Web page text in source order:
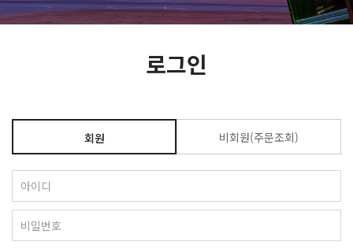
로그인
회원 비회원(주문조회)